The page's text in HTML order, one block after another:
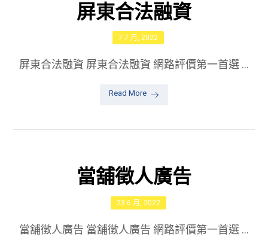
屏東合法融資
7 7 月, 2022
屏東合法融資 屏東合法融資 網路評價第一首選 ...
Read More
當舖徵人廣告
23 6 月, 2022
當舖徵人廣告 當舖徵人廣告 網路評價第一首選 ...